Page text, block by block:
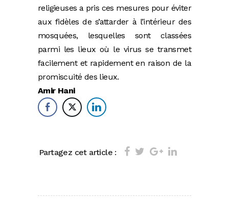
religieuses a pris ces mesures pour éviter
aux fidèles de s’attarder à l’intérieur des
mosquées, lesquelles sont classées
parmi les lieux où le virus se transmet
facilement et rapidement en raison de la
promiscuité des lieux.
Amir Hani
Partagez cet article :